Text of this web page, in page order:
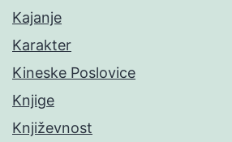
Kajanje
Karakter
Kineske Poslovice
Knjige
Književnost